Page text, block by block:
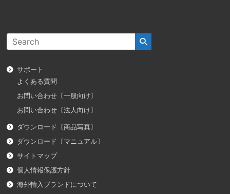
サポート
よくある質問
お問い合わせ〔一般向け〕
お問い合わせ〔法人向け〕
ダウンロード〔商品写真〕
ダウンロード〔マニュアル〕
サイトマップ
個人情報保護方針
海外輸入ブランドについて